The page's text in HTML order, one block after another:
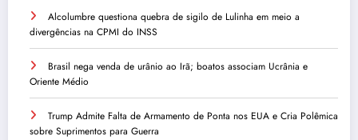
Alcolumbre questiona quebra de sigilo de Lulinha em meio a
divergências na CPMI do INSS
Brasil nega venda de urânio ao Irã; boatos associam Ucrânia e
Oriente Médio
Trump Admite Falta de Armamento de Ponta nos EUA e Cria Polêmica
sobre Suprimentos para Guerra